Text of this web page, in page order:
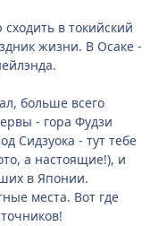
в токийский
жизни. В Осаке -
больше всего
- гора Фудзи
Сидзуока - тут тебе
а настоящие!), и
в Японии.
места. Вот где